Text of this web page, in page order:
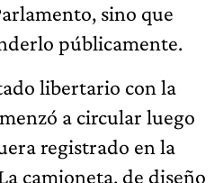
sino que
públicamente.
libertario con la
a circular luego
registrado en la
camioneta, de diseño